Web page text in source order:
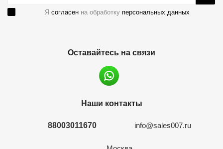
Я согласен на обработку персональных данных
Оставайтесь на связи
Наши контакты
88003011670 info@sales007.ru